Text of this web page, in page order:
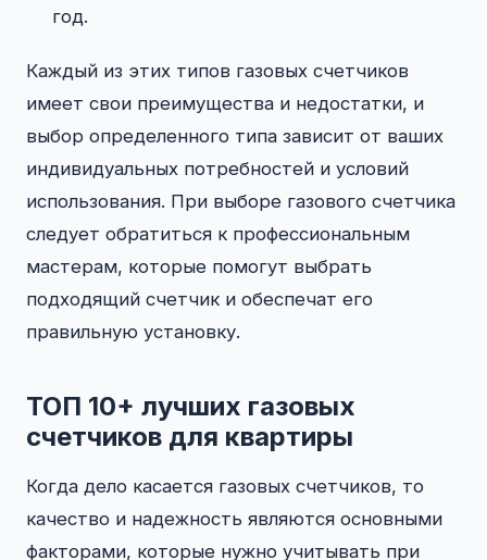
год.
Каждый из этих типов газовых счетчиков
имеет свои преимущества и недостатки, и
выбор определенного типа зависит от ваших
индивидуальных потребностей и условий
использования. При выборе газового счетчика
следует обратиться к профессиональным
мастерам, которые помогут выбрать
подходящий счетчик и обеспечат его
правильную установку.
ТОП 10+ лучших газовых
счетчиков для квартиры
Когда дело касается газовых счетчиков, то
качество и надежность являются основными
факторами, которые нужно учитывать при